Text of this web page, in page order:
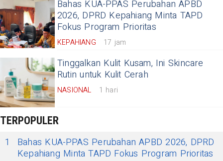
Bahas KUA-PPAS Perubahan APBD
2026, DPRD Kepahiang Minta TAPD
Fokus Program Prioritas
KEPAHIANG 17 jam
Tinggalkan Kulit Kusam, Ini Skincare
Rutin untuk Kulit Cerah
NASIONAL 1 hari
TERPOPULER
1
Bahas KUA-PPAS Perubahan APBD 2026, DPRD
Kepahiang Minta TAPD Fokus Program Prioritas